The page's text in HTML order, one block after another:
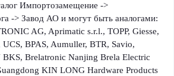
Импортозамещение ->
-> Завод АО и могут быть аналогами:
AG, Aprimatic s.r.l., TOPP, Giesse,
BPAS, Aumuller, BTR, Savio,
Brelatronic Nanjing Brela Electric
KIN LONG Hardware Products